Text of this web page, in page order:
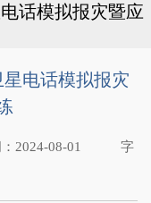
话模拟报灾暨应
电话模拟报灾
2024-08-01
字